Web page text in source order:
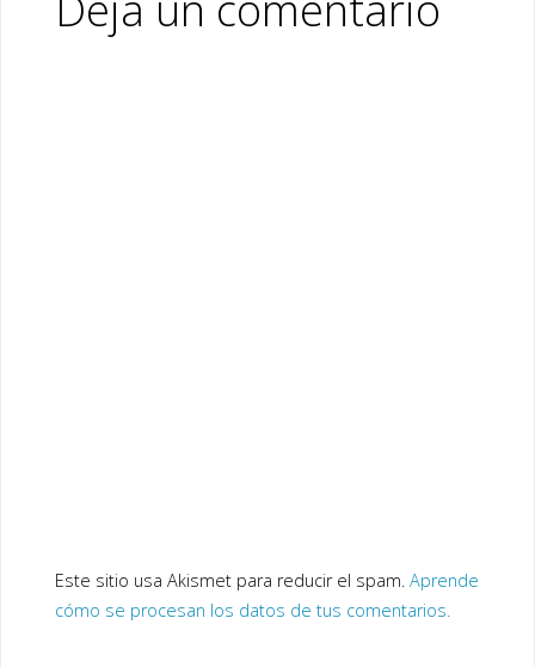
Este sitio usa Akismet para reducir el spam. Aprende
cómo se procesan los datos de tus comentarios.